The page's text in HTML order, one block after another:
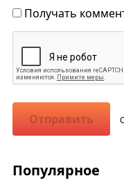
Получать
Отправить
Популярное